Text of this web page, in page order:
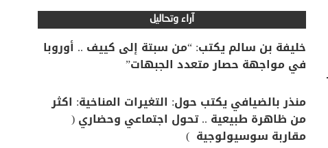
آراء وتحاليل
خليفة بن سالم يكتب: “من سبتة إلى كييف .. أوروبا
في مواجهة حصار متعدد الجبهات”
منذر بالضيافي يكتب حول: التغيرات المناخية: اكثر
من ظاهرة طبيعية .. تحول اجتماعي وحضاري (
مقاربة سوسيولوجية )